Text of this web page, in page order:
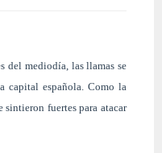
del mediodía, las llamas se
capital española. Como la
fuertes para atacar